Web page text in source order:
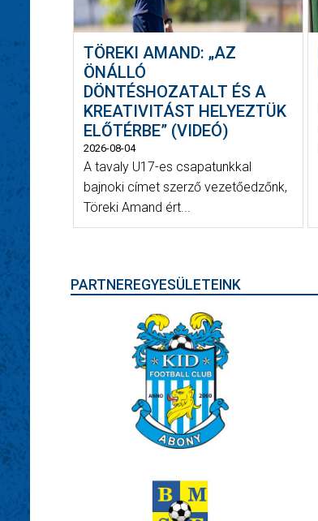
TÖREKI AMAND: „AZ
ÖNÁLLÓ
DÖNTÉSHOZATALT ÉS A
KREATIVITÁST HELYEZTÜK
ELŐTÉRBE” (VIDEÓ)
2026-08-04
A tavaly U17-es csapatunkkal
bajnoki címet szerző vezetőedzőnk,
Töreki Amand ért...
PARTNEREGYESÜLETEINK